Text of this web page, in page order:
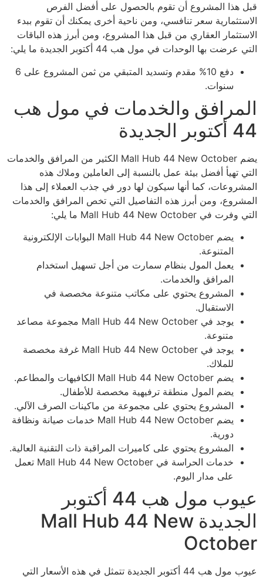
قبل هذا المشروع أن تقوم بالحصول على أفضل الفرص
الاستثمارية سعر تنافسي، ومن ناحية أخرى يمكنك أن تقوم ببدء
الاستثمار العقاري من قبل هذا المشروع، ومن أبرز هذه الباقات
التي عرضت بها الوحدات في مول هب 44 أكتوبر الجديدة ما يلي:
دفع 10% مقدم وتسديد المتبقي من ثمن المشروع على 6
سنوات.
المرافق والخدمات في مول هب
44 أكتوبر الجديدة
يضم Mall Hub 44 New October الكثير من المرافق والخدمات
التي تهيأ أفضل بيئة عمل بالنسبة إلى العاملين وملاك هذه
المشروعات، كما أنها سيكون لها دور في جذب العملاء إلى هذا
المشروع، ومن أبرز هذه التفاصيل التي تخص المرافق والخدمات
التي وفرت في Mall Hub 44 New October ما يلي:
يضم Mall Hub 44 New October البوابات الإلكترونية
المتنوعة.
يعمل المول بنظام سمارت من أجل تسهيل استخدام
المرافق والخدمات.
المشروع يحتوي على مكاتب متنوعة مخصصة في
الاستقبال.
يوجد في Mall Hub 44 New October مجموعة مصاعد
متنوعة.
يوجد في Mall Hub 44 New October غرفة مخصصة
للملاك.
يضم Mall Hub 44 New October الكافيهات والمطاعم.
يضم المول منطقة ترفيهية مخصصة للأطفال.
المشروع يحتوي على مجموعة من ماكينات الصرف الآلي.
يضم Mall Hub 44 New October خدمات صيانة ونظافة
دورية.
المشروع يحتوي على كاميرات المراقبة ذات التقنية العالية.
خدمات الحراسة في Mall Hub 44 New October تعمل
على مدار اليوم.
عيوب مول هب 44 أكتوبر
الجديدة Mall Hub 44 New
October
عيوب مول هب 44 أكتوبر الجديدة تتمثل في هذه الأسعار التي